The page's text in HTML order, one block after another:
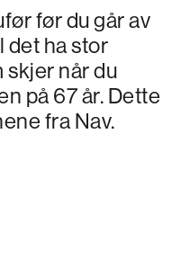
før du går av
det ha stor
skjer når du
på 67 år. Dette
fra Nav.